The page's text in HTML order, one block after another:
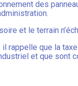
des
et le terrain
rappelle que la
et que